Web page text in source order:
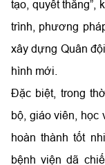
tạo, quyết
trình, phương
xây dựng Quân
hình mới.
Đặc biệt, trong
bộ, giáo viên, học
hoàn thành tốt
bệnh viện dã